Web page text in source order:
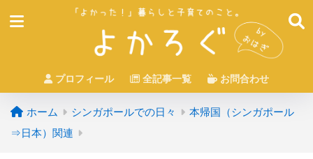
プロフィール 全記事一覧 お問合わせ
ホーム シンガポールでの日々
本帰国（シンガポール
⇒日本）関連